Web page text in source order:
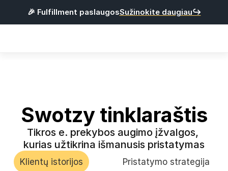
🎉 Fulfillment paslaugosSužinokite daugiau↪
Pris ijungti
otis
Swotzy tinklaraštis
Tikros e. prekybos augimo įžvalgos,
kurias užtikrina išmanusis pristatymas
Klientų istorijos Pristatymo strategija